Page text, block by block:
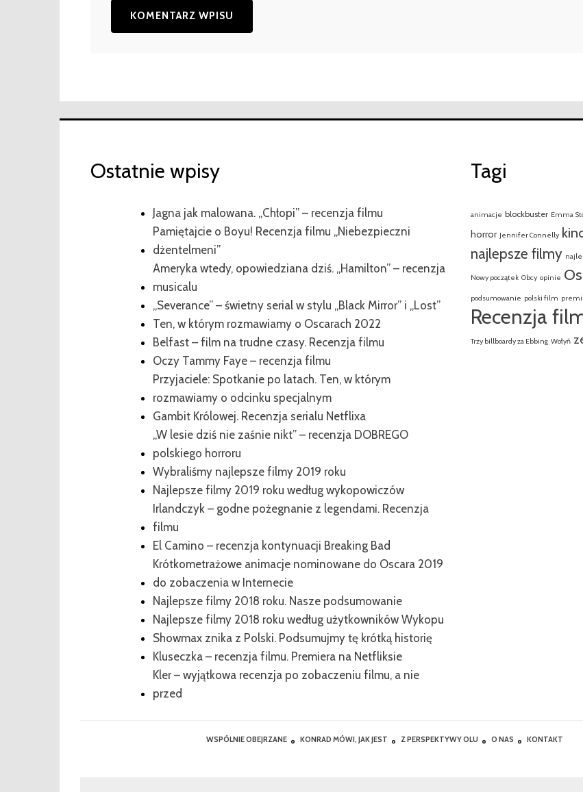
Ostatnie wpisy
Jagna jak malowana. „Chłopi” – recenzja filmu
Pamiętajcie o Boyu! Recenzja filmu „Niebezpieczni
dżentelmeni”
Ameryka wtedy, opowiedziana dziś. „Hamilton” – recenzja
musicalu
„Severance” – świetny serial w stylu „Black Mirror” i „Lost”
Ten, w którym rozmawiamy o Oscarach 2022
Belfast – film na trudne czasy. Recenzja filmu
Oczy Tammy Faye – recenzja filmu
Przyjaciele: Spotkanie po latach. Ten, w którym
rozmawiamy o odcinku specjalnym
Gambit Królowej. Recenzja serialu Netflixa
„W lesie dziś nie zaśnie nikt” – recenzja DOBREGO
polskiego horroru
Wybraliśmy najlepsze filmy 2019 roku
Najlepsze filmy 2019 roku według wykopowiczów
Irlandczyk – godne pożegnanie z legendami. Recenzja
filmu
El Camino – recenzja kontynuacji Breaking Bad
Krótkometrażowe animacje nominowane do Oscara 2019
do zobaczenia w Internecie
Najlepsze filmy 2018 roku. Nasze podsumowanie
Najlepsze filmy 2018 roku według użytkowników Wykopu
Showmax znika z Polski. Podsumujmy tę krótką historię
Kluseczka – recenzja filmu. Premiera na Netfliksie
Kler – wyjątkowa recenzja po zobaczeniu filmu, a nie
przed
Tagi
animacje blockbuster Emma
horror Jennifer Connelly
najlepsze filmy
Nowy początek Obcy opinie
podsumowanie polski film
Recenzja
Trzy billboardy za Ebbing Wołyń
WSPÓLNIE OBEJRZANE KONRAD MÓWI, JAK JEST Z PERSPEKTYWY OLU O NAS KONTAKT